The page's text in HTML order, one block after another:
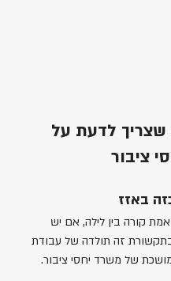
שצריך לדעת על
ציבור
קורה בין לילה, אם יש
זה תולדה של עבודת
של משרד יחסי ציבור.